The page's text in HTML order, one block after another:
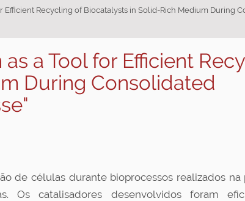
Efficient Recycling of Biocatalysts in Solid-Rich Medium During
a Tool for Efficient
During Consolidated
de células durante bioprocessos realizados na
catalisadores desenvolvidos foram